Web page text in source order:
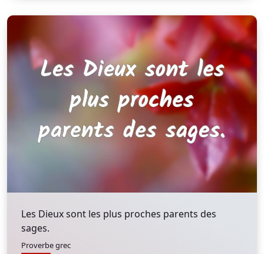
Les Dieux sont les plus proches parents des
sages.
Proverbe grec